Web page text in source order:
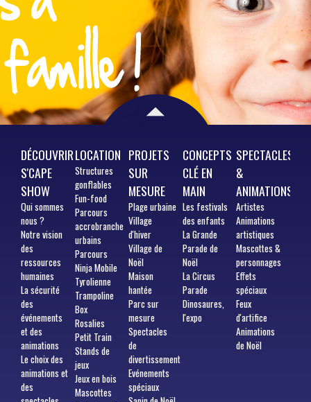
DÉCOUVRIR
S'CAPE
SHOW
Quisommes
nous ?
Notre vision
des
ressources
humaines
La sécurité
des
événements
et des
animations
Le choix des
animations et
des
LOCATION
Structures
gonflables
Fun-food
Parcours
accrobranche
urbains
Parcours
Ninja Mobile
Tyrolienne
Trampoline
Box
Rosalies
Petit Train
Stands de
jeux
Jeux en bois
Mascottes
PROJETS
SUR
MESURE
Plage urbaine
Village
d'hiver
Village de
Noël
Maison
hantée
Parc sur
mesure
Spectacles
de
divertissement
Evénements
spéciaux
CONCEPTS
CLÉ EN
MAIN
Les festivals
des enfants
La Grande
Parade de
Noël
La Circus
Parade
Dinosaures,
l'expo
SPECTACLES
&
ANIMATIONS
Artistes
Animations
artistiques
Mascottes &
personnages
Effets
spéciaux
Feux
d'artifice
Animations
de Noël